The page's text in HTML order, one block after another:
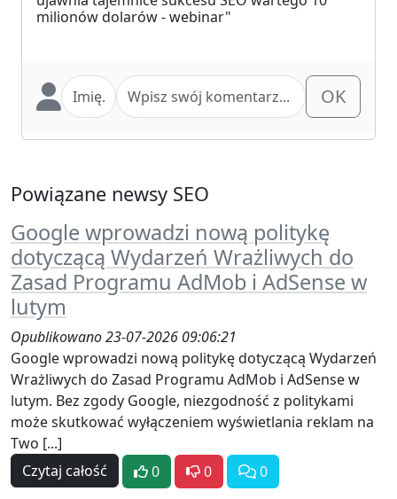
milionów dolarów - webinar"
OK
Powiązane newsy SEO
Google wprowadzi nową politykę
dotyczącą Wydarzeń Wrażliwych do
Zasad Programu AdMob i AdSense w
lutym
Opublikowano 23-07-2026 09:06:21
Google wprowadzi nową politykę dotyczącą Wydarzeń
Wrażliwych do Zasad Programu AdMob i AdSense w
lutym. Bez zgody Google, niezgodność z politykami
może skutkować wyłączeniem wyświetlania reklam na
Two [...]
Czytaj całość
0 0 0